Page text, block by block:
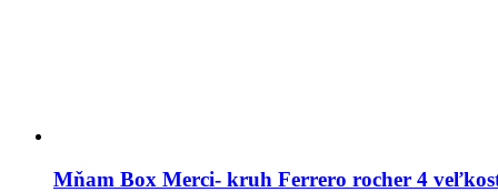
Mňam Box Merci- kruh Ferrero rocher 4